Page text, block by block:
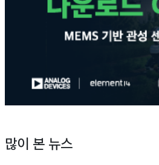
많이 본 뉴스